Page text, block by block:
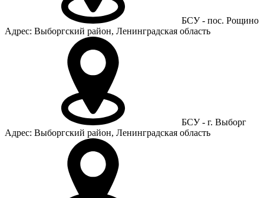
БСУ - пос. Рощино
Адрес: Выборгский район, Ленинградская область
БСУ - г. Выборг
Адрес: Выборгский район, Ленинградская область